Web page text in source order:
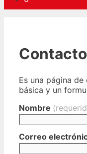
Contacto
Es una página
básica y un
Nombre
Correo